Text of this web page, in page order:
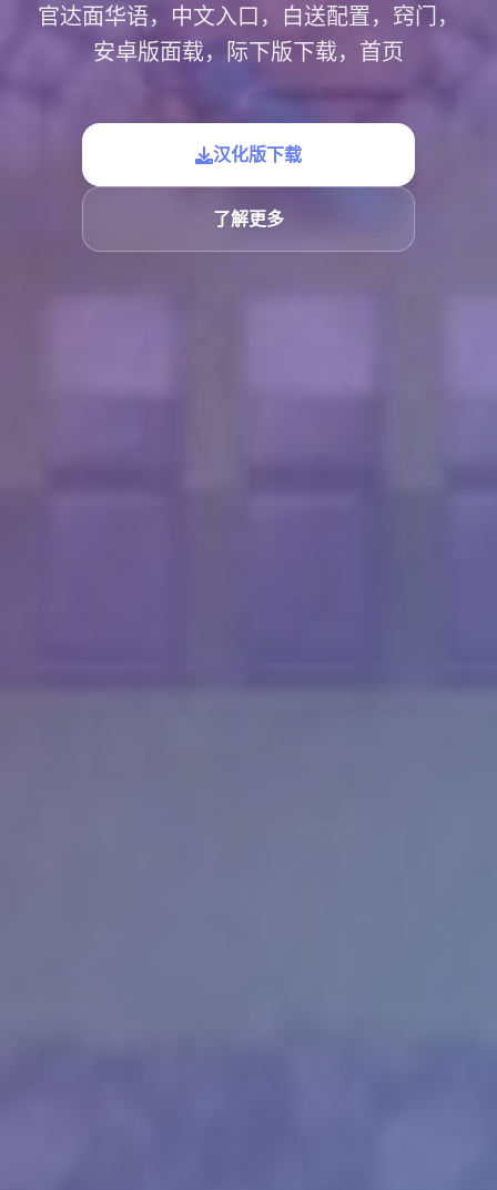
官达面华语，中文入口，白送配置，窍门，
安卓版面载，际下版下载，首页
汉化版下载
了解更多